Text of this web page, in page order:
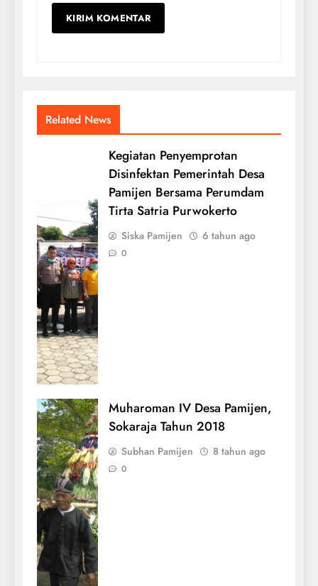
Related News
Kegiatan Penyemprotan
Disinfektan Pemerintah Desa
Pamijen Bersama Perumdam
Tirta Satria Purwokerto
Siska Pamijen 6 tahun ago
0
Muharoman IV Desa Pamijen,
Sokaraja Tahun 2018
Subhan Pamijen 8 tahun ago
0